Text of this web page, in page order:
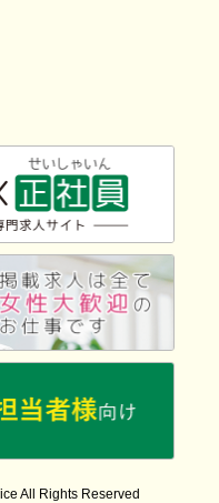
All Rights Reserved